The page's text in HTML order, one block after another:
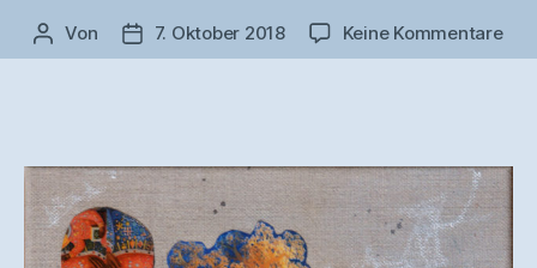
Beitragsautor
Von Veröffentlichungsdatum
7. Oktober 2018 Keine Kommentarezu
1